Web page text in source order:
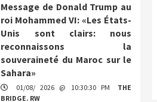
Message de Donald Trump au
roi Mohammed VI: «Les États-
Unis sont clairs: nous
reconnaissons la
souveraineté du Maroc sur le
Sahara»
01/08/ 2026 @ 10:30:30 PM
THE
BRIDGE. RW